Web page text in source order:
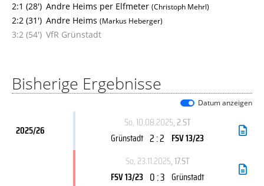
2:1 (28') Andre Heims per Elfmeter (Christoph Mehrl)
2:2 (31') Andre Heims (Markus Heberger)
3:2 (54') VfR Grünstadt
Bisherige Ergebnisse
Datum anzeigen
2025/26
So, 10.08.2025, 2.ST
Grünstadt 2 : 2 FSV 13/23
So, 23.11.2025, 17.ST
FSV 13/23 0 : 3 Grünstadt